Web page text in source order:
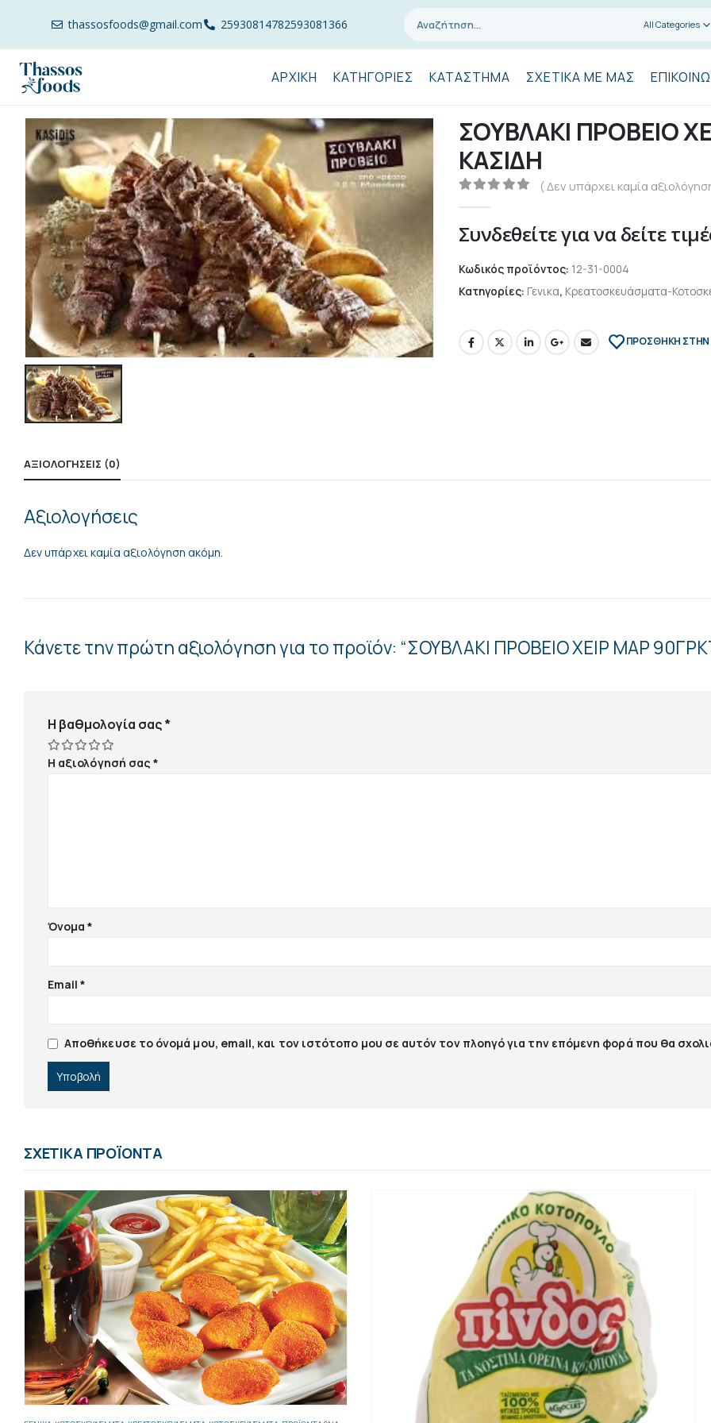
thassosfoods@gmail.com 25930814782593081366 All Categories
ΑΡΧΙΚΉ ΚΑΤΗΓΟΡΊΕΣ ΚΑΤΆΣΤΗΜΑ ΣΧΕΤΙΚΆ ΜΕ ΜΑΣ
ΣΟΥΒΛΑΚΙ ΠΡΟΒΕΙΟ
ΚΑΣΙΔΗ
( Δεν υπάρχει καμία
Συνδεθείτε για να δείτε
Κωδικός προϊόντος: 12-31-0004
Κατηγορίες: Γενικα, Κρεατοσκευάσματα-
ΠΡΌΣΘΉΚΗ ΣΤΗΝ
ΑΞΙΟΛΟΓΉΣΕΙΣ (0)
Αξιολογήσεις
Δεν υπάρχει καμία αξιολόγηση ακόμη.
Κάνετε την πρώτη αξιολόγηση για το προϊόν: “ΣΟΥΒΛΑΚΙ ΠΡΟΒΕΙΟ ΧΕΙΡ ΜΑΡ
Η βαθμολογία σας*
Η αξιολόγησή σας*
Όνομα*
Email*
Αποθήκευσε το όνομά μου, email, και τον ιστότοπο μου σε αυτόν τον πλοηγό για την επόμενη φορά που θα
ΣΧΕΤΙΚΆ ΠΡΟΪΌΝΤΑ